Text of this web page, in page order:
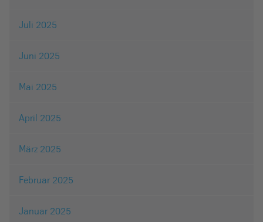
Juli 2025
Juni 2025
Mai 2025
April 2025
März 2025
Februar 2025
Januar 2025